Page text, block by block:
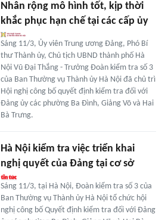
Nhân rộng mô hình tốt, kịp thời
khắc phục hạn chế tại các cấp ủy
Sáng 11/3, Ủy viên Trung ương Đảng, Phó Bí
thư Thành ủy, Chủ tịch UBND thành phố Hà
Nội Vũ Đại Thắng - Trưởng Đoàn kiểm tra số 3
của Ban Thường vụ Thành ủy Hà Nội đã chủ trì
Hội nghị công bố quyết định kiểm tra đối với
Đảng ủy các phường Ba Đình, Giảng Võ và Hai
Bà Trưng.
Hà Nội kiểm tra việc triển khai
nghị quyết của Đảng tại cơ sở
Sáng 11/3, tại Hà Nội, Đoàn kiểm tra số 3 của
Ban Thường vụ Thành ủy Hà Nội tổ chức hội
nghị công bố Quyết định kiểm tra đối với Đảng